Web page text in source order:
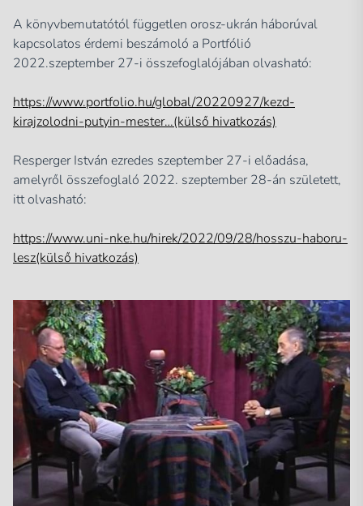
A könyvbemutatótól független orosz-ukrán háborúval
kapcsolatos érdemi beszámoló a Portfólió
2022.szeptember 27-i összefoglalójában olvasható:
https://www.portfolio.hu/global/20220927/kezd-
kirajzolodni-putyin-mester…(külső hivatkozás)
Resperger István ezredes szeptember 27-i előadása,
amelyről összefoglaló 2022. szeptember 28-án született,
itt olvasható:
https://www.uni-nke.hu/hirek/2022/09/28/hosszu-haboru-
lesz(külső hivatkozás)